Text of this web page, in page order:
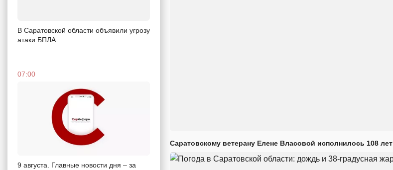
В Саратовской области объявили угрозу
атаки БПЛА
07:00
9 августа. Главные новости дня – за
Саратовскому ветерану Елене Власовой исполнилось 108 лет